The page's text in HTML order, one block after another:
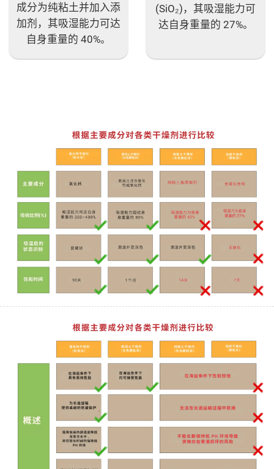
成分为纯粘土并加入添
加剂，其吸湿能力可达
自身重量的 40%。
(SiO₂)，其吸湿能力可
达自身重量的 27%。